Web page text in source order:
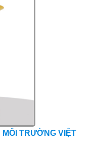
TRƯỜNG VIỆT